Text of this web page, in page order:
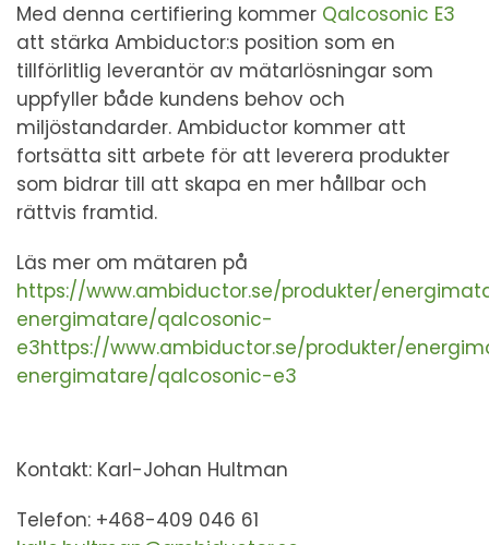
Med denna certifiering kommer Qalcosonic E3
att stärka Ambiductor:s position som en
tillförlitlig leverantör av mätarlösningar som
uppfyller både kundens behov och
miljöstandarder. Ambiductor kommer att
fortsätta sitt arbete för att leverera produkter
som bidrar till att skapa en mer hållbar och
rättvis framtid.
Läs mer om mätaren på
https://www.ambiductor.se/produkter/
energimatare/qalcosonic-
e3https://www.ambiductor.se/produkter/
energimatare/qalcosonic-e3
Kontakt: Karl-Johan Hultman
Telefon: +468-409 046 61